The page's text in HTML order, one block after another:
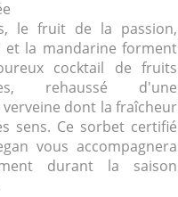
le fruit de la passion,
et la mandarine forment
cocktail de fruits
rehaussé d'une
dont la fraîcheur
sens. Ce sorbet certifié
vous accompagnera
durant la saison